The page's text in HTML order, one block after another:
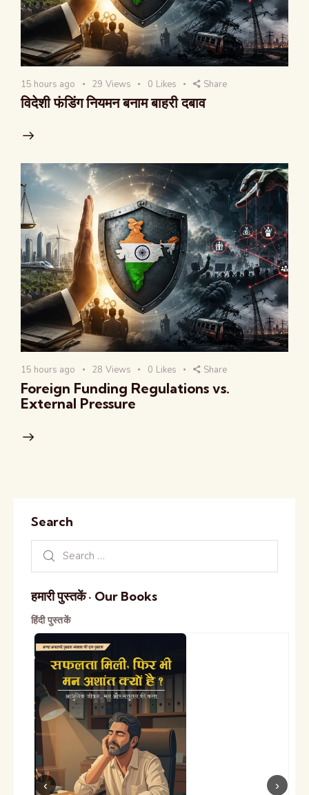
15 hours ago 29 Views 0 Likes Share
विदेशी फंडिंग नियमन बनाम बाहरी दबाव
15 hours ago 28 Views 0 Likes Share
Foreign Funding Regulations vs.
External Pressure
Search
हमारी पुस्तकें · Our Books
हिंदी पुस्तकें